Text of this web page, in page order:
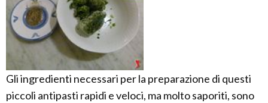
Gli ingredienti necessari per la preparazione di questi
piccoli antipasti rapidi e veloci, ma molto saporiti, sono